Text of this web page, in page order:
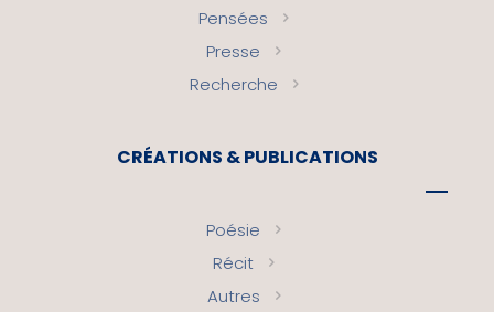
Pensées
Presse
Recherche
CRÉATIONS & PUBLICATIONS
Poésie
Récit
Autres